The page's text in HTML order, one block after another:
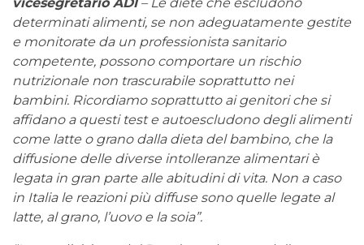
determinati alimenti, se non adeguatamente gestite
e monitorate da un professionista sanitario
competente, possono comportare un rischio
nutrizionale non trascurabile soprattutto nei
bambini. Ricordiamo soprattutto ai genitori che si
affidano a questi test e autoescludono degli alimenti
come latte o grano dalla dieta del bambino, che la
diffusione delle diverse intolleranze alimentari è
legata in gran parte alle abitudini di vita. Non a caso
in Italia le reazioni più diffuse sono quelle legate al
latte, al grano, l’uovo e la soia”.